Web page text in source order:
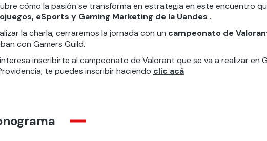
cómo la pasión se transforma en estrategia en este encuentro
eSports y Gaming Marketing de la Uandes .
la charla, cerraremos la jornada con un campeonato de
con Gamers Guild.
inscribirte al campeonato de Valorant que se va a realizar en
te puedes inscribir haciendo clic acá